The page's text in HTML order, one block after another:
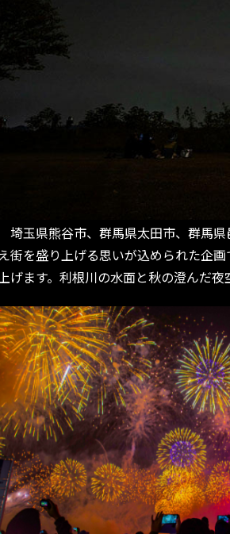
埼玉県熊谷市、群馬県太田市、群馬県
え街を盛り上げる思いが込められた企
上げます。利根川の水面と秋の澄んだ